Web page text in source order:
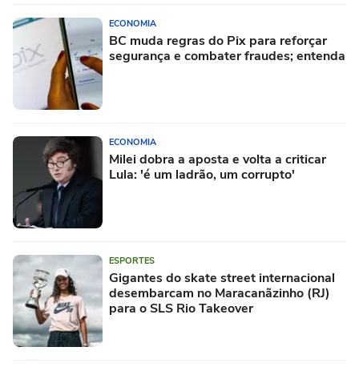
ECONOMIA
BC muda regras do Pix para reforçar
segurança e combater fraudes; entenda
ECONOMIA
Milei dobra a aposta e volta a criticar
Lula: 'é um ladrão, um corrupto'
ESPORTES
Gigantes do skate street internacional
desembarcam no Maracanãzinho (RJ)
para o SLS Rio Takeover